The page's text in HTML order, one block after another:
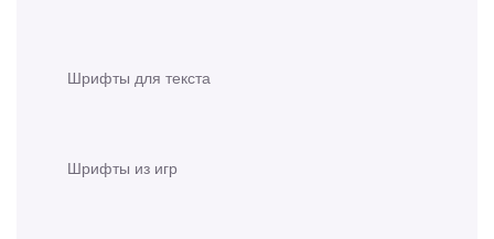
Шрифты для текста
Шрифты из игр